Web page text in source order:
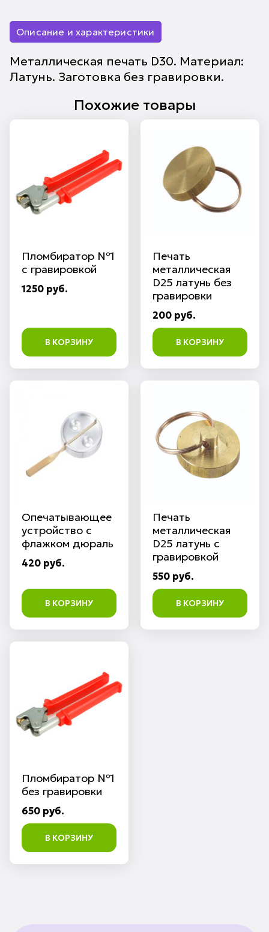
Описание и характеристики
Металлическая печать D30. Материал:
Латунь. Заготовка без гравировки.
Похожие товары
Пломбиратор №1
с гравировкой
1250 руб.
В КОРЗИНУ
Печать
металлическая
D25 латунь без
гравировки
200 руб.
В КОРЗИНУ
Опечатывающее
устройство с
флажком дюраль
420 руб.
В КОРЗИНУ
Печать
металлическая
D25 латунь с
гравировкой
550 руб.
В КОРЗИНУ
Пломбиратор №1
без гравировки
650 руб.
В КОРЗИНУ